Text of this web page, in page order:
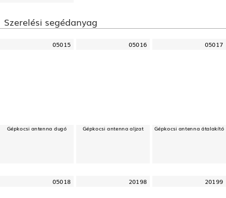
Szerelési segédanyag
05015
Gépkocsi antenna dugó
05016
Gépkocsi antenna aljzat
05017
Gépkocsi antenna átalakító
05018 20198 20199